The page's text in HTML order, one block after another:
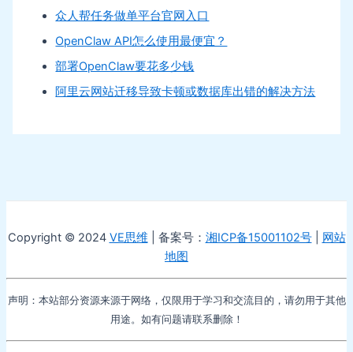
众人帮任务做单平台官网入口
OpenClaw API怎么使用最便宜？
部署OpenClaw要花多少钱
阿里云网站迁移导致卡顿或数据库出错的解决方法
Copyright © 2024 VE思维 | 备案号： 湘ICP备15001102号| 网站
地图
声明：本站部分资源来源于网络，仅限用于学习和交流目的，请勿用于其他
用途。如有问题请联系删除！